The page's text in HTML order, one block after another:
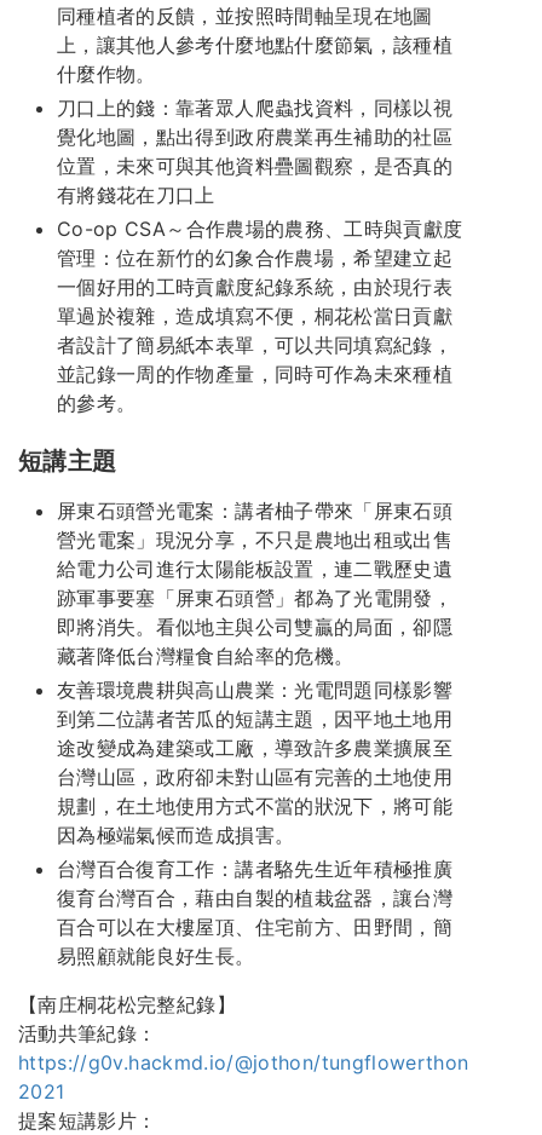
同種植者的反饋，並按照時間軸呈現在地圖
上，讓其他人參考什麼地點什麼節氣，該種植
什麼作物。
刀口上的錢：靠著眾人爬蟲找資料，同樣以視
覺化地圖，點出得到政府農業再生補助的社區
位置，未來可與其他資料疊圖觀察，是否真的
有將錢花在刀口上
Co-op CSA～合作農場的農務、工時與貢獻度
管理：位在新竹的幻象合作農場，希望建立起
一個好用的工時貢獻度紀錄系統，由於現行表
單過於複雜，造成填寫不便，桐花松當日貢獻
者設計了簡易紙本表單，可以共同填寫紀錄，
並記錄一周的作物產量，同時可作為未來種植
的參考。
短講主題
屏東石頭營光電案：講者柚子帶來「屏東石頭
營光電案」現況分享，不只是農地出租或出售
給電力公司進行太陽能板設置，連二戰歷史遺
跡軍事要塞「屏東石頭營」都為了光電開發，
即將消失。看似地主與公司雙贏的局面，卻隱
藏著降低台灣糧食自給率的危機。
友善環境農耕與高山農業：光電問題同樣影響
到第二位講者苦瓜的短講主題，因平地土地用
途改變成為建築或工廠，導致許多農業擴展至
台灣山區，政府卻未對山區有完善的土地使用
規劃，在土地使用方式不當的狀況下，將可能
因為極端氣候而造成損害。
台灣百合復育工作：講者駱先生近年積極推廣
復育台灣百合，藉由自製的植栽盆器，讓台灣
百合可以在大樓屋頂、住宅前方、田野間，簡
易照顧就能良好生長。
【南庄桐花松完整紀錄】
活動共筆紀錄：
https://g0v.hackmd.io/@jothon/tungflowerthon
2021
提案短講影片：